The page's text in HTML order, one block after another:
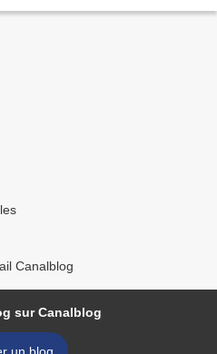
Canalblog
sur Canalblog